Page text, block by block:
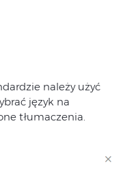
należy użyć
język na
tłumaczenia.